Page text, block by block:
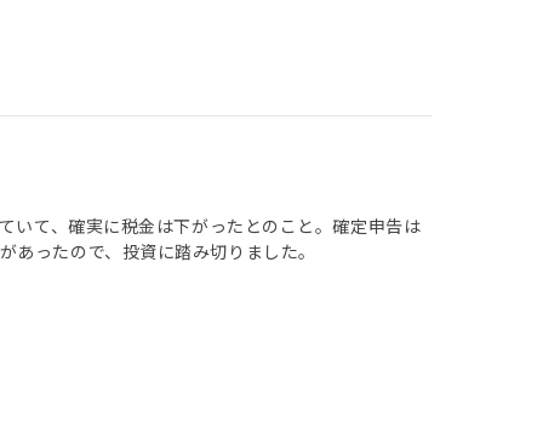
いて、確実に税金は下がったとのこと。確定申告は
ったので、投資に踏み切りました。